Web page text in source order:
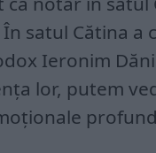
satul Cătina a
Ieronim
lor, putem